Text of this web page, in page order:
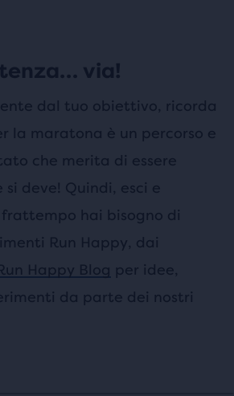
via!
dal tuo obiettivo, ricorda
la maratona è un percorso e
che merita di essere
deve! Quindi, esci e
hai bisogno di
Run Happy, dai
Happy Blog per idee,
da parte dei nostri